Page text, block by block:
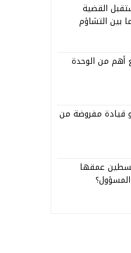
القضية
بين التشاؤم
أهم من الوحدة
قيادة مفروضة من
عمقها